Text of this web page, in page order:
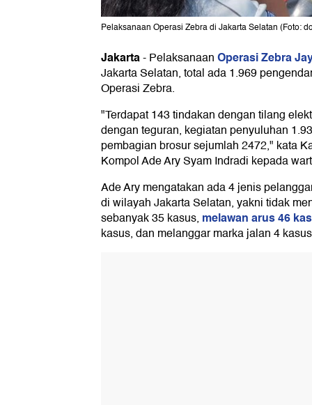
Pelaksanaan Operasi Zebra di Jakarta Selatan (Foto:
Jakarta-PelaksanaanOperasi Zebra
Jakarta Selatan, total ada 1.969
Operasi Zebra.
"Terdapat 143 tindakan dengan tilang
dengan teguran, kegiatan penyuluhan
pembagian brosur sejumlah 2472," kata
Kompol Ade Ary Syam Indradi kepada
Ade Ary mengatakan ada 4 jenis
di wilayah Jakarta Selatan, yakni tidak
sebanyak 35 kasus, melawan arus 46
kasus, dan melanggar marka jalan 4